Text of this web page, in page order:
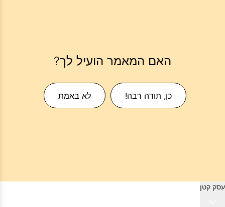
האם המאמר הועיל לך?
כן, תודה רבה! לא באמת
עסק קטן